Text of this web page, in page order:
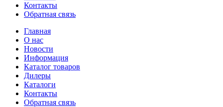
Контакты
Обратная связь
Главная
О нас
Новости
Информация
Каталог товаров
Дилеры
Каталоги
Контакты
Обратная связь